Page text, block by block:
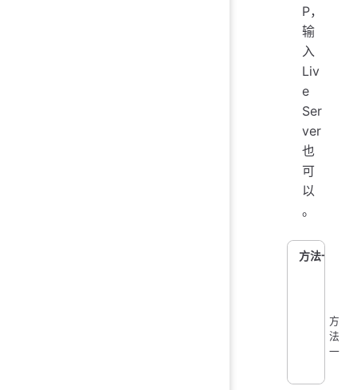
P，
输
入
Liv
e
Ser
ver
也
可
以
。
方法一
方
法
一